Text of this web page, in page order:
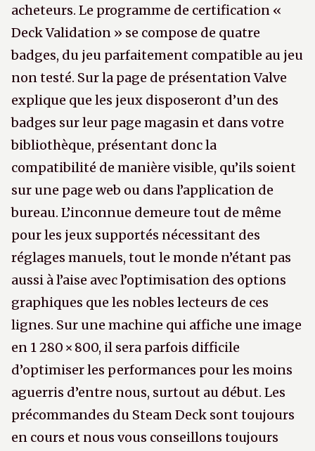
acheteurs. Le programme de certification «
Deck Validation » se compose de quatre
badges, du jeu parfaitement compatible au jeu
non testé. Sur la page de présentation Valve
explique que les jeux disposeront d’un des
badges sur leur page magasin et dans votre
bibliothèque, présentant donc la
compatibilité de manière visible, qu’ils soient
sur une page web ou dans l’application de
bureau. L’inconnue demeure tout de même
pour les jeux supportés nécessitant des
réglages manuels, tout le monde n’étant pas
aussi à l’aise avec l’optimisation des options
graphiques que les nobles lecteurs de ces
lignes. Sur une machine qui affiche une image
en 1 280 × 800, il sera parfois difficile
d’optimiser les performances pour les moins
aguerris d’entre nous, surtout au début. Les
précommandes du Steam Deck sont toujours
en cours et nous vous conseillons toujours